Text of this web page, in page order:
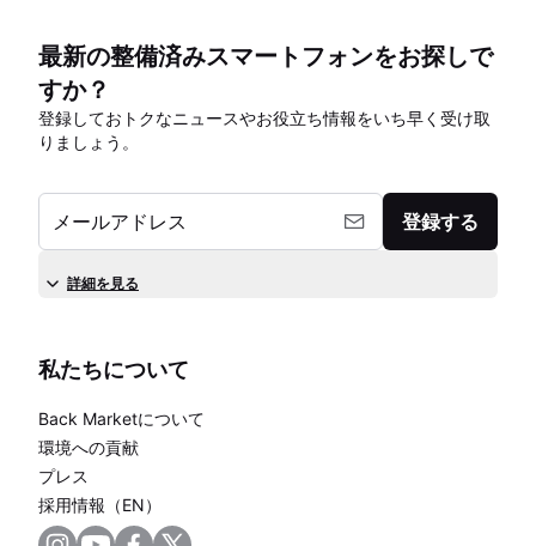
最新の整備済みスマートフォンをお探しで
すか？
登録しておトクなニュースやお役立ち情報をいち早く受け取
りましょう。
メールアドレス 登録する
詳細を見る
私たちについて
Back Marketについて
環境への貢献
プレス
採用情報（EN）